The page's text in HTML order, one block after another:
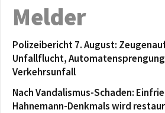
Melder
Polizeibericht 7. August:
Unfallflucht, Automatensprengung
Verkehrsunfall
Nach Vandalismus-Schaden:
Hahnemann-Denkmals wird